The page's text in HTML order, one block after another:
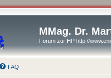
MMag. Dr.
Forum zur HP http://
FAQ